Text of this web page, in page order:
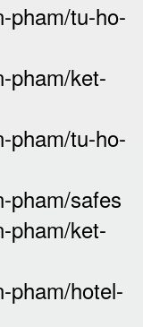
pham/tu-ho-
pham/ket-
pham/tu-ho-
pham/safes
pham/ket-
pham/hotel-